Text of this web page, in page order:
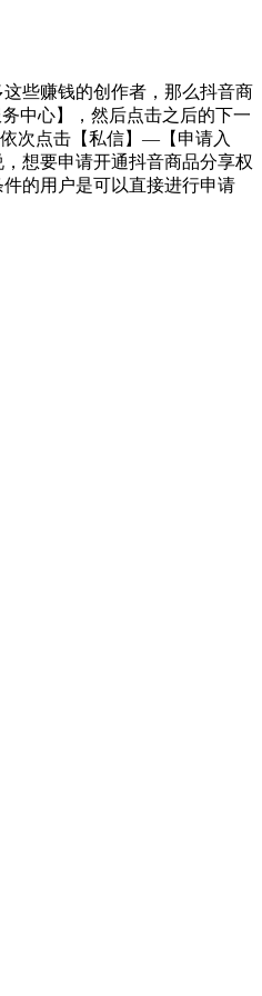
些赚钱的创作者，那么抖音商
中心】，然后点击之后的下一
次点击【私信】—【申请入
想要申请开通抖音商品分享权
的用户是可以直接进行申请